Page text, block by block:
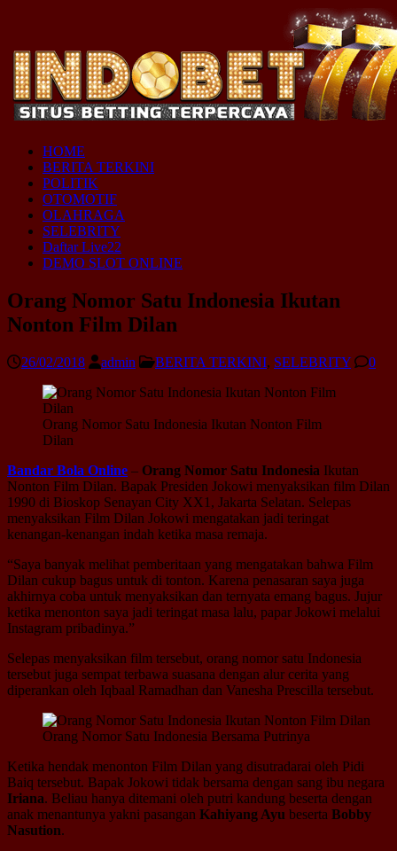
HOME
BERITA TERKINI
POLITIK
OTOMOTIF
OLAHRAGA
SELEBRITY
Daftar Live22
DEMO SLOT ONLINE
Orang Nomor Satu Indonesia Ikutan
Nonton Film Dilan
26/02/2018 admin BERITA TERKINI, SELEBRITY 0
Orang Nomor Satu Indonesia Ikutan Nonton Film
Dilan
Bandar Bola Online – Orang Nomor Satu Indonesia Ikutan
Nonton Film Dilan. Bapak Presiden Jokowi menyaksikan film Dilan
1990 di Bioskop Senayan City XX1, Jakarta Selatan. Selepas
menyaksikan Film Dilan Jokowi mengatakan jadi teringat
kenangan-kenangan indah ketika masa remaja.
“Saya banyak melihat pemberitaan yang mengatakan bahwa Film
Dilan cukup bagus untuk di tonton. Karena penasaran saya juga
akhirnya coba untuk menyaksikan dan ternyata emang bagus. Jujur
ketika menonton saya jadi teringat masa lalu, papar Jokowi melalui
Instagram pribadinya.”
Selepas menyaksikan film tersebut, orang nomor satu Indonesia
tersebut juga sempat terbawa suasana dengan alur cerita yang
diperankan oleh Iqbaal Ramadhan dan Vanesha Prescilla tersebut.
Orang Nomor Satu Indonesia Bersama Putrinya
Ketika hendak menonton Film Dilan yang disutradarai oleh Pidi
Baiq tersebut. Bapak Jokowi tidak bersama dengan sang ibu negara
Iriana. Beliau hanya ditemani oleh putri kandung beserta dengan
anak menantunya yakni pasangan Kahiyang Ayu beserta Bobby
Nasution.